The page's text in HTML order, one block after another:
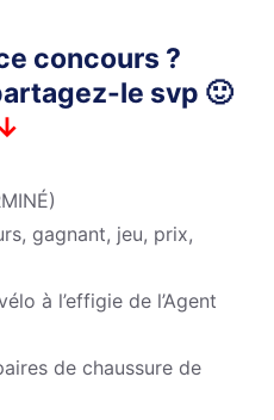
concours ?
le svp 🙂
, gagnant, jeu, prix,
à l’effigie de l’Agent
de chaussure de